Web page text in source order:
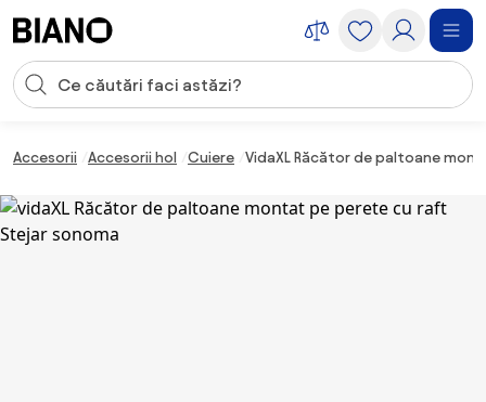
Introducerea căutării
Accesorii Accesorii hol Cuiere VidaXL Răcător de paltoane